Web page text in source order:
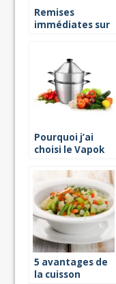
Remises
immédiates sur
Pourquoi j’ai
choisi le Vapok
5 avantages de
la cuisson